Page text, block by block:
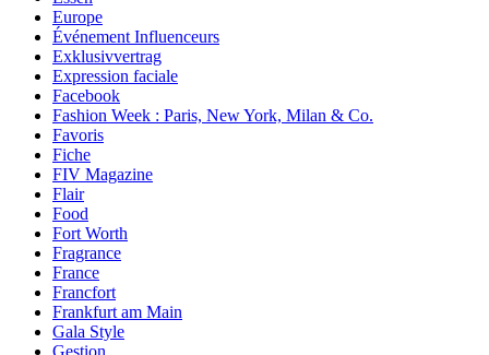
Europe
Événement Influenceurs
Exklusivvertrag
Expression faciale
Facebook
Fashion Week : Paris, New York, Milan & Co.
Favoris
Fiche
FIV Magazine
Flair
Food
Fort Worth
Fragrance
France
Francfort
Frankfurt am Main
Gala Style
Gestion